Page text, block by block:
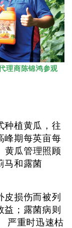
理商陈锦鸿参观
种植黄瓜，往
峰期每英亩每
黄瓜管理照顾
马和露菌
皮损伤而被列
益；露菌病则
严重时迅速枯